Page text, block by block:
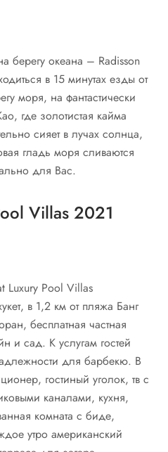
берегу океана – Radisson
в 15 минутах езды от
моря, на фантастически
где золотистая кайма
сияет в лучах солнца,
гладь моря сливаются
для Вас.
Villas 2021
Luxury Pool Villas
в 1,2 км от пляжа Банг
бесплатная частная
и сад. К услугам гостей
для барбекю. В
гостиный уголок, тв с
каналами, кухня,
комната с биде,
утро американский